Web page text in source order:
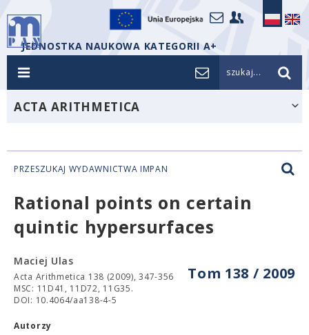
JEDNOSTKA NAUKOWA KATEGORII A+
szukaj...
ACTA ARITHMETICA
PRZESZUKAJ WYDAWNICTWA IMPAN
Rational points on certain
quintic hypersurfaces
Tom 138 / 2009
Maciej Ulas
Acta Arithmetica 138 (2009), 347-356
MSC: 11D41, 11D72, 11G35.
DOI: 10.4064/aa138-4-5
Autorzy